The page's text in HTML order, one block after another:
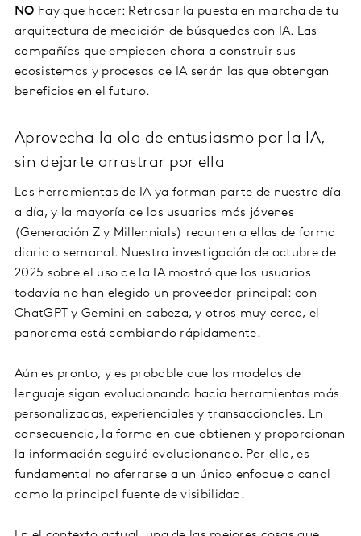
NO hay que hacer: Retrasar la puesta en marcha de tu
arquitectura de medición de búsquedas con IA. Las
compañías que empiecen ahora a construir sus
ecosistemas y procesos de IA serán las que obtengan
beneficios en el futuro.
Aprovecha la ola de entusiasmo por la IA,
sin dejarte arrastrar por ella
Las herramientas de IA ya forman parte de nuestro día
a día, y la mayoría de los usuarios más jóvenes
(Generación Z y Millennials) recurren a ellas de forma
diaria o semanal. Nuestra investigación de octubre de
2025 sobre el uso de la IA mostró que los usuarios
todavía no han elegido un proveedor principal: con
ChatGPT y Gemini en cabeza, y otros muy cerca, el
panorama está cambiando rápidamente.
Aún es pronto, y es probable que los modelos de
lenguaje sigan evolucionando hacia herramientas más
personalizadas, experienciales y transaccionales. En
consecuencia, la forma en que obtienen y proporcionan
la información seguirá evolucionando. Por ello, es
fundamental no aferrarse a un único enfoque o canal
como la principal fuente de visibilidad.